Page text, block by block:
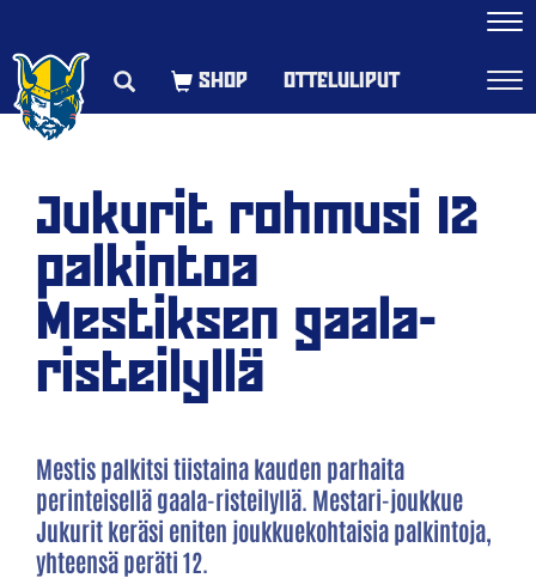
OTTELULIPUT
Jukurit rohmusi 12
palkintoa
Mestiksen gaala-
risteilyllä
Mestis palkitsi tiistaina kauden parhaita
perinteisellä gaala-risteilyllä. Mestari-joukkue
Jukurit keräsi eniten joukkuekohtaisia palkintoja,
yhteensä peräti 12.